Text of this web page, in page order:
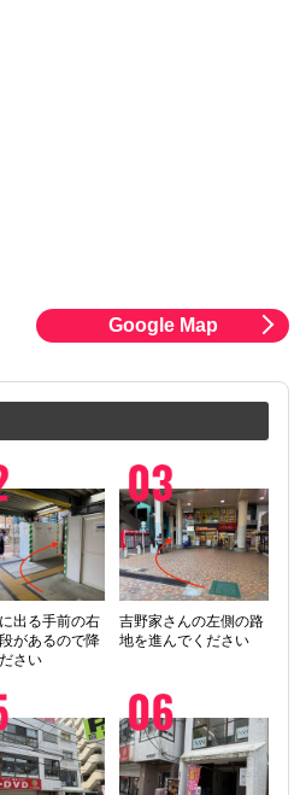
Google Map
出る手前の右
があるので降
さい
吉野家さんの左側の路
地を進んでください